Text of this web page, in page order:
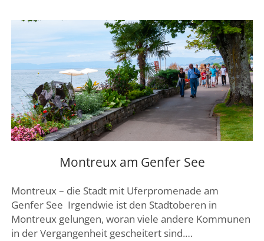
DIE
TOUR
DE
FRANCE
Montreux am Genfer See
Montreux – die Stadt mit Uferpromenade am
Genfer See Irgendwie ist den Stadtoberen in
Montreux gelungen, woran viele andere Kommunen
in der Vergangenheit gescheitert sind.…